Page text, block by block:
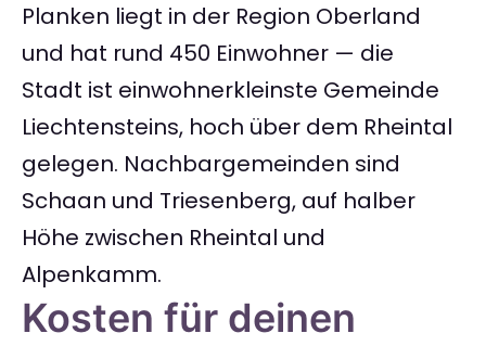
Planken liegt in der Region Oberland
und hat rund 450 Einwohner — die
Stadt ist einwohnerkleinste Gemeinde
Liechtensteins, hoch über dem Rheintal
gelegen. Nachbargemeinden sind
Schaan und Triesenberg, auf halber
Höhe zwischen Rheintal und
Alpenkamm.
Kosten für deinen